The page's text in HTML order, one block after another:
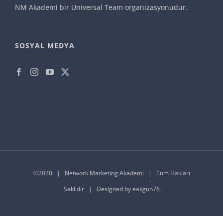
NM Akademi bir Universal Team organizasyonudur.
SOSYAL MEDYA
©2020 | Network Marketing Akademi | Tüm Hakları
Saklıdır | Designed byeakgun76